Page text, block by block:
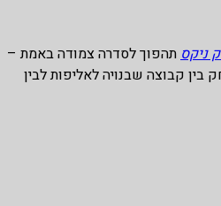
ניקסתהפוך לסדרה צמודה באמת –
בין קבוצה שבנויה לאליפות לבין